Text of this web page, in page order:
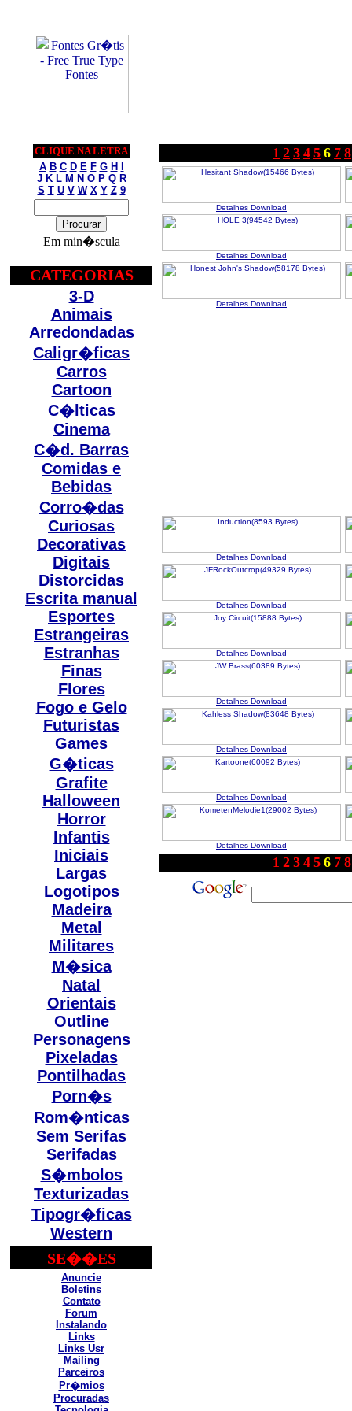
CLIQUE NA LETRA
A B C D E F G H
J K L M N O P Q R
S T U V W X Y Z 9
Em min�scula
CATEGORIAS
3-D
Animais
Arredondadas
Caligr�ficas
Carros
Cartoon
C�lticas
Cinema
C�d. Barras
Comidas e
Bebidas
Corro�das
Curiosas
Decorativas
Digitais
Distorcidas
Escrita manual
Esportes
Estrangeiras
Estranhas
Finas
Flores
Fogo e Gelo
Futuristas
Games
G�ticas
Grafite
Halloween
Horror
Infantis
Iniciais
Largas
Logotipos
Madeira
Metal
Militares
M�sica
Natal
Orientais
Outline
Personagens
Pixeladas
Pontilhadas
Porn�s
Rom�nticas
Sem Serifas
Serifadas
S�mbolos
Texturizadas
Tipogr�ficas
Western
SE��ES
Anuncie
Boletins
Contato
Forum
Instalando
Links
Links Usr
Mailing
Parceiros
Pr�mios
Procuradas
1 2 3 4 5 6 7 8
Detalhes Download
Detalhes Download
Detalhes Download
Detalhes Download
Detalhes Download
Detalhes Download
Detalhes Download
Detalhes Download
Detalhes Download
Detalhes Download
1 2 3 4 5 6 7 8